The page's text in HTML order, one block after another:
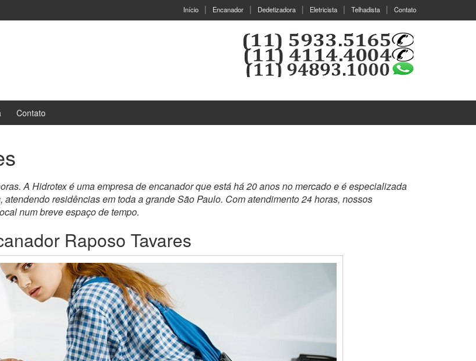
Início Encanador Dedetizadora Eletricista Telhadista Contato
Contato
A Hidrotex é uma empresa de encanador que está há 20 anos no mercado e é especializada
, atendendo residências em toda a grande São Paulo. Com atendimento 24 horas, nossos
num breve espaço de tempo.
Raposo Tavares